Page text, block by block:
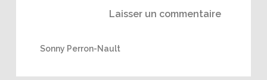
Laisser un commentaire
Sonny Perron-Nault